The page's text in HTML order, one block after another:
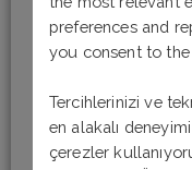
Son Yazılar
Almanca Okuma-
Almanca Okuma –
Almanca Okuma-
preferences and
you consent to
Tercihlerinizi ve
en alakalı
çerezler